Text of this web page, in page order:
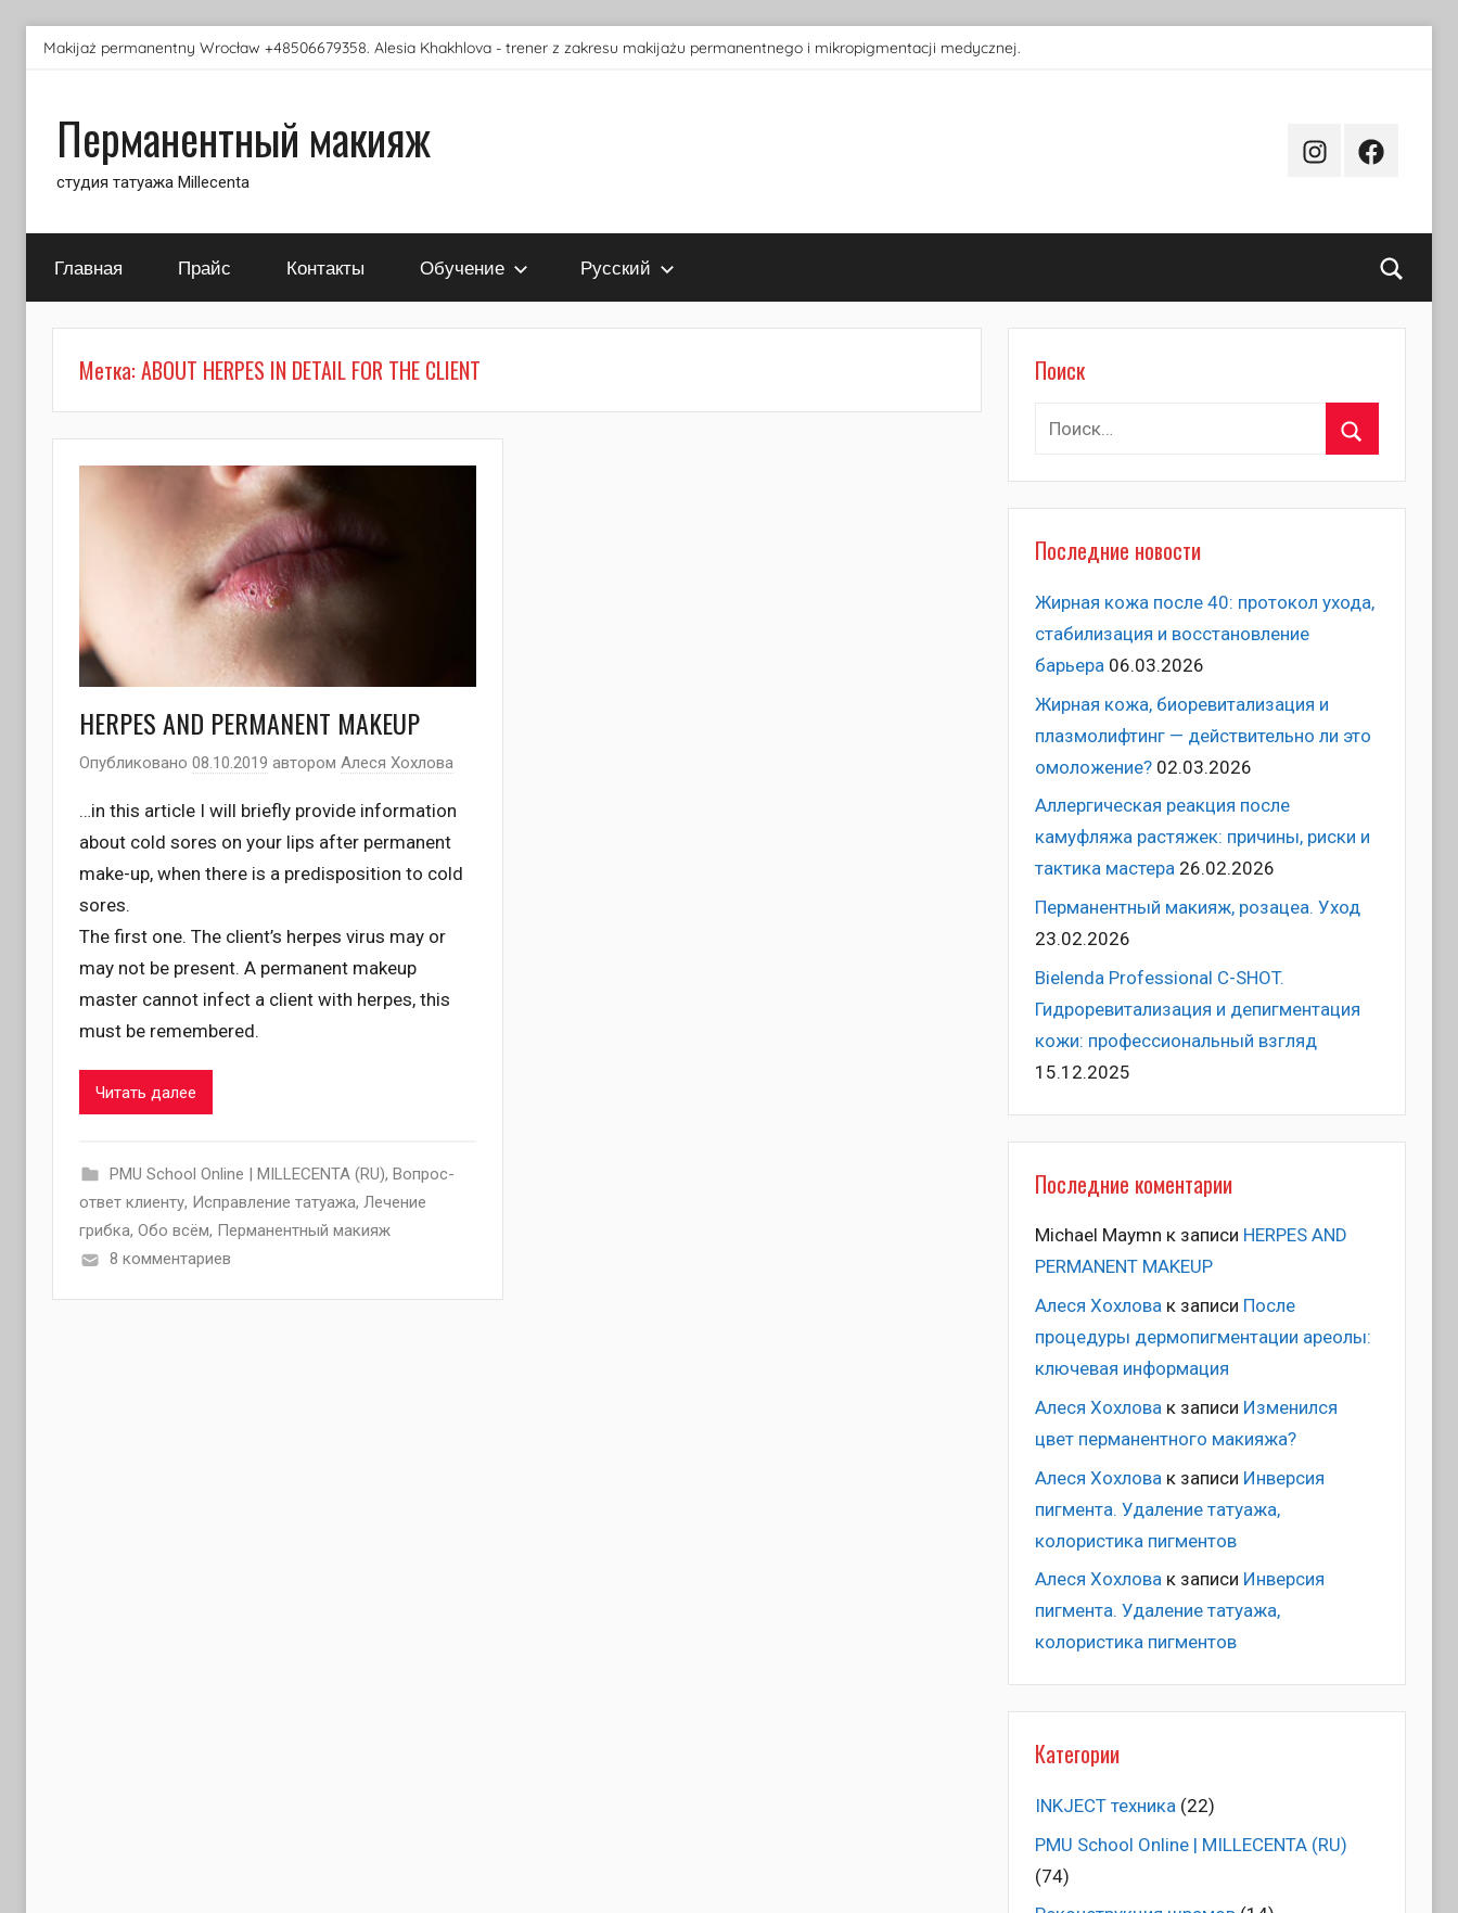
Перейти
Makijaż permanentny Wrocław +48506679358. Alesia Khakhlova - trener z zakresu makijażu permanentnego i mikropigmentacji medycznej.
Перманентный макияж
студия татуажа Millecenta
InstagramFacebook
Главная Прайс Контакты Обучение Русский
Метка:ABOUT HERPES IN DETAIL FOR THE CLIENT
HERPES AND PERMANENT MAKEUP
Опубликовано 08.10.2019 автором Алеся Хохлова
…in this article I will briefly provide information
about cold sores on your lips after permanent
make-up, when there is a predisposition to cold
sores.
The first one. The client’s herpes virus may or
may not be present. A permanent makeup
master cannot infect a client with herpes, this
must be remembered.
Читать далее
PMU School Online | MILLECENTA (RU), Вопрос-
ответ клиенту, Исправление татуажа, Лечение
грибка, Обо всём, Перманентный макияж
8 комментариев
Поиск
Найти:
Последние новости
Жирная кожа после 40: протокол ухода,
стабилизация и восстановление
барьера 06.03.2026
Жирная кожа, биоревитализация и
плазмолифтинг — действительно ли это
омоложение? 02.03.2026
Аллергическая реакция после
камуфляжа растяжек: причины, риски и
тактика мастера 26.02.2026
Перманентный макияж, розацеа. Уход
23.02.2026
Bielenda Professional C-SHOT.
Гидроревитализация и депигментация
кожи: профессиональный взгляд
15.12.2025
Последние коментарии
Michael Maymn к записи HERPES AND
PERMANENT MAKEUP
Алеся Хохловак записи После
процедуры дермопигментации ареолы:
ключевая информация
Алеся Хохлова к записи Изменился
цвет перманентного макияжа?
Алеся Хохлова к записи Инверсия
пигмента. Удаление татуажа,
колористика пигментов
Алеся Хохловак записи Инверсия
пигмента. Удаление татуажа,
колористика пигментов
Категории
INKJECT техника (22)
PMU School Online | MILLECENTA (RU)
(74)